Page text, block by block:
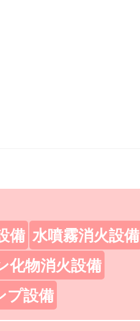
備 水噴霧消火設備
化物消火設備
プ設備